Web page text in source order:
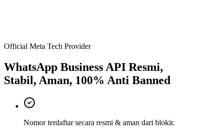
Official Meta Tech Provider
WhatsApp Business API Resmi,
Stabil, Aman, 100% Anti Banned
Nomor terdaftar secara resmi & aman dari blokir.